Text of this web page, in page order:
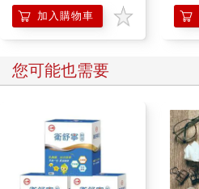
加入購物車
您可能也需要